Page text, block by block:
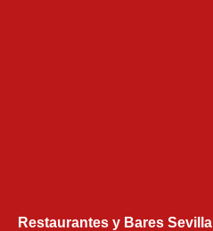
Restaurantes y Bares Sevilla